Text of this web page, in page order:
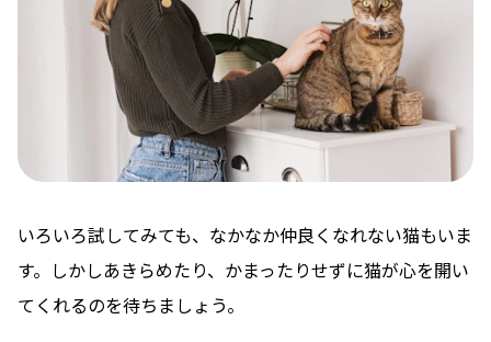
いろいろ試してみても、なかなか仲良くなれない猫もいま
す。しかしあきらめたり、かまったりせずに猫が心を開い
てくれるのを待ちましょう。